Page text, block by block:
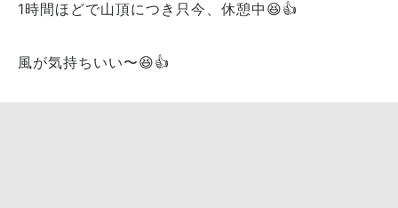
1時間ほどで山頂につき只今、休憩中😆👍
風が気持ちいい〜😆👍